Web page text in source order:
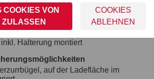
Halterung montiert
auf der Ladefläche im
COOKIES VON
ZULASSEN
COOKIES
ABLEHNEN